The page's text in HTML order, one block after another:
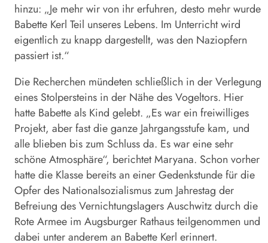
hinzu: „Je mehr wir von ihr erfuhren, desto mehr wurde
Babette Kerl Teil unseres Lebens. Im Unterricht wird
eigentlich zu knapp dargestellt, was den Naziopfern
passiert ist.“
Die Recherchen mündeten schließlich in der Verlegung
eines Stolpersteins in der Nähe des Vogel­tors. Hier
hatte Babette als Kind gelebt. „Es war ein freiwilliges
Projekt, aber fast die ganze Jahrgangsstufe kam, und
alle blieben bis zum Schluss da. Es war eine sehr
schöne Atmosphäre“, berichtet Maryana. Schon vorher
hatte die Klasse bereits an einer Gedenkstunde für die
Opfer des Nationalsozialismus zum Jahrestag der
Befreiung des Vernichtungslagers Auschwitz durch die
Rote Armee im Augsburger Rathaus teilgenommen und
dabei unter anderem an Babette Kerl erinnert.